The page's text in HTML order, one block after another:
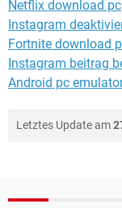
Netflix download pc
Instagram
Fortnite download
Instagram beitrag
Android pc
Letztes Update am